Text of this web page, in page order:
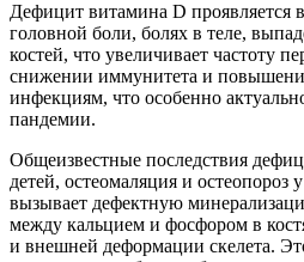
Дефицит витамина D проявляется
головной боли, болях в теле,
костей, что увеличивает частоту
снижении иммунитета и
инфекциям, что особенно
пандемии.
Общеизвестные последствия
детей, остеомаляция и остеопороз
вызывает дефектную
между кальцием и фосфором в
и внешней деформации скелета.